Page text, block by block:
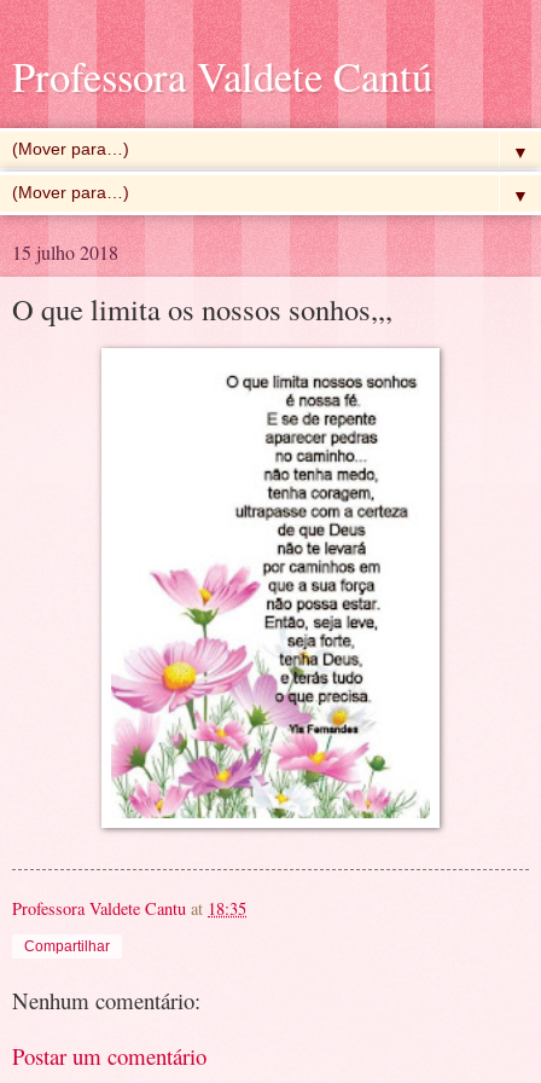
Professora Valdete Cantú
▼
▼
15 julho 2018
O que limita os nossos sonhos,,,
Professora Valdete Cantu at 18:35
Compartilhar
Nenhum comentário:
Postar um comentário